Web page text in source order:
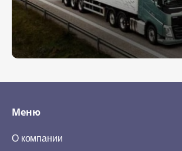
Меню
О компании